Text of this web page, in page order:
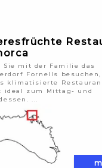
Sie mit der Familie das
Fornells
klimatisierte
ideal zum Mittag- und
...